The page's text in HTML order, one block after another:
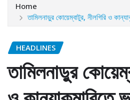
Home
তামিলনাড়ুর কোয়েম্বাটুর, নীলগিরি ও
HEADLINES
তামিলনাড়ুর